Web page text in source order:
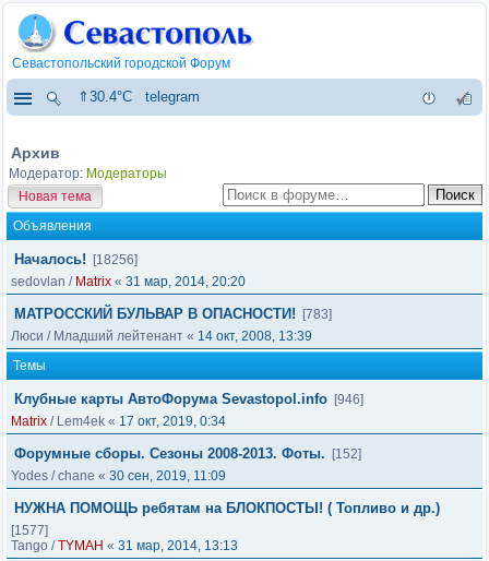
Севастопольский городской Форум
⇑30.4°C telegram
Архив
Модератор: Модераторы
Новая тема
Объявления
Началось!
[18256]
sedovlan / Matrix « 31 мар, 2014, 20:20
МАТРОССКИЙ БУЛЬВАР В ОПАСНОСТИ!
[783]
Люси / Младший лейтенант « 14 окт, 2008, 13:39
Темы
Клубные карты АвтоФорума Sevastopol.info [946]
Matrix / Lem4ek « 17 окт, 2019, 0:34
Форумные сборы. Сезоны 2008-2013. Фоты.
[152]
Yodes /chane « 30 сен, 2019, 11:09
НУЖНА ПОМОЩЬ ребятам на БЛОКПОСТЫ! ( Топливо и др.)
[1577]
Tango /TYMAH « 31 мар, 2014, 13:13